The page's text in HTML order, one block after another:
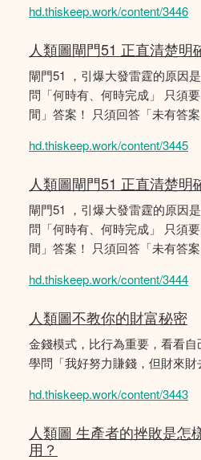
hd.thiskeep.work/content/3446
人類圖閘門51 正直清楚
閘門51 ，引爆大發雷霆的原因
問「何時有、何時完成」 只須
間」答案！ 只須回答「未有答案
hd.thiskeep.work/content/3445
人類圖閘門51 正直清楚
閘門51 ，引爆大發雷霆的原因
問「何時有、何時完成」 只須
間」答案！ 只須回答「未有答案
hd.thiskeep.work/content/3444
人類圖不教你的財富秘密
金錢模式，比行為重要，看看
學問「我好努力賺錢，但財來財
hd.thiskeep.work/content/3443
人類圖 生產者的挫敗是怎
用？